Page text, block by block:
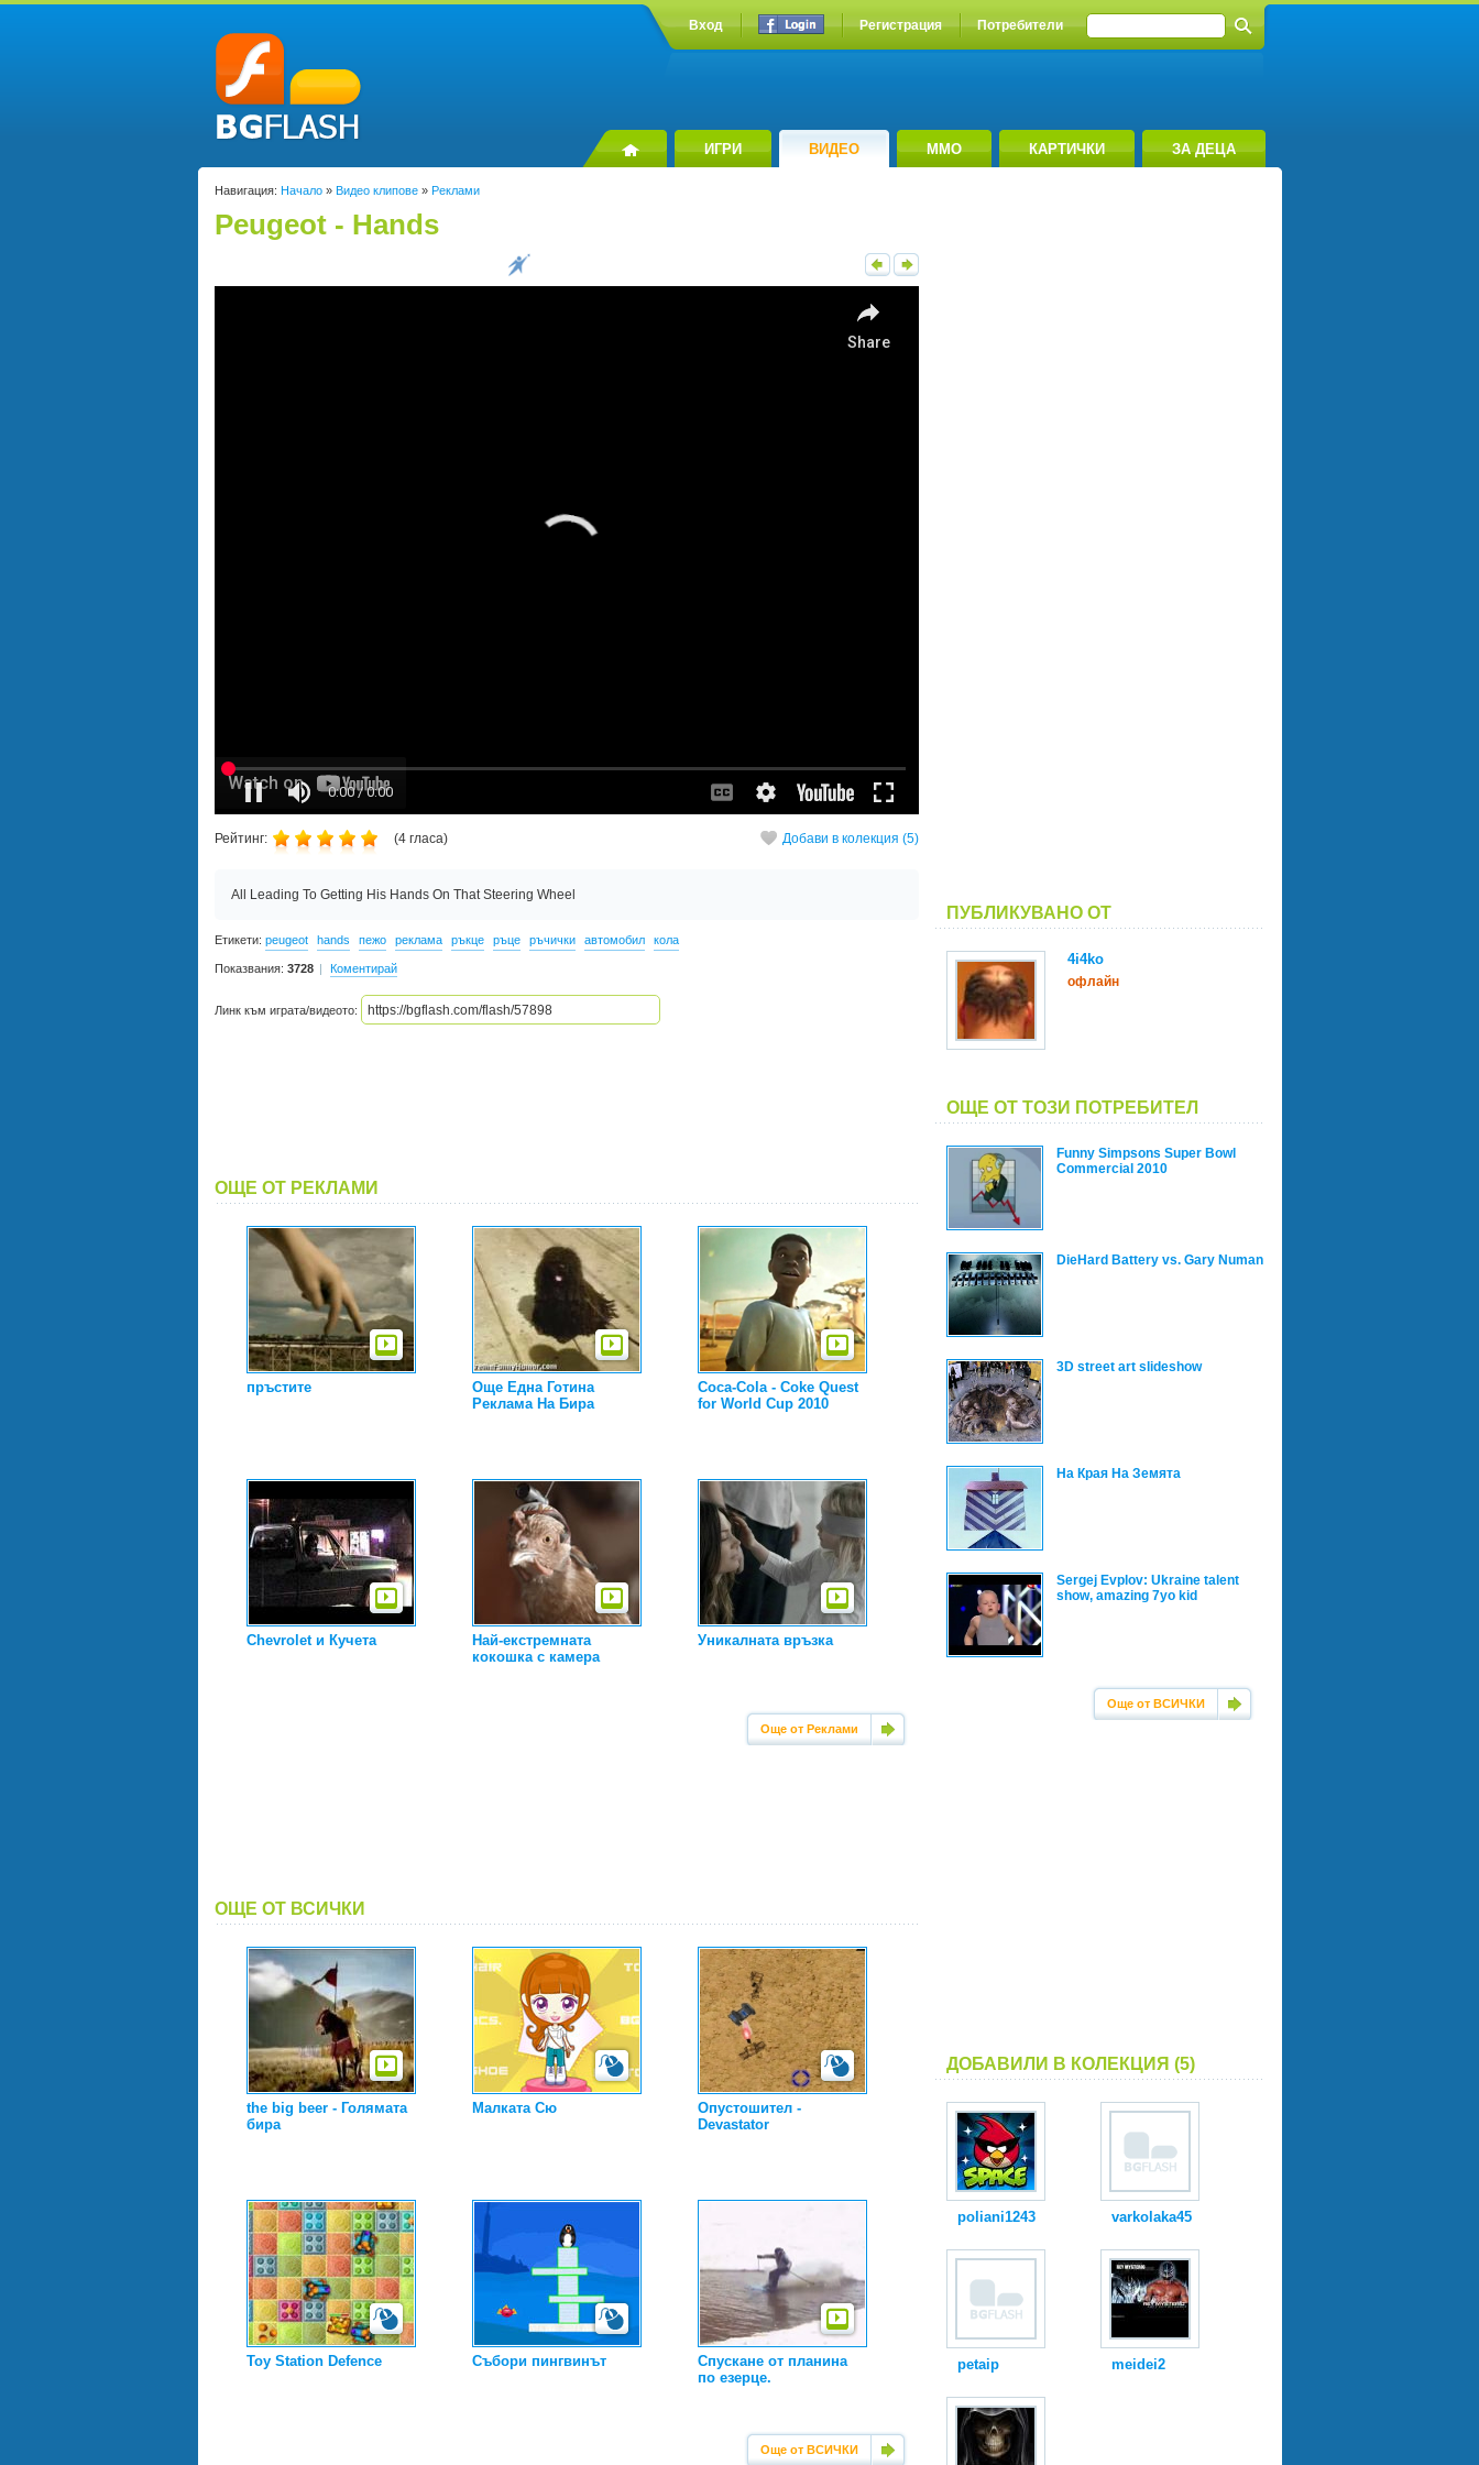
Вход Регистрация Потребители
ИГРИ ВИДЕО MMO КАРТИЧКИ ЗА ДЕЦА
Навигация: Начало» Видео клипове» Реклами
Peugeot - Hands
Рейтинг: (4гласа) Добави в колекция (5)
All Leading To Getting His Hands On That Steering Wheel
Етикети: peugeot hands пежо реклама ръкце ръце ръчички автомобил кола
Показвания: 3728 Коментирай
Линк към играта/видеото:
ОЩЕ ОТ РЕКЛАМИ
пръстите
Още Една Готина
Реклама На Бира
Coca-Cola - Coke Quest
for World Cup 2010
Chevrolet и Кучета
Най-екстремната
кокошка с камера
Уникалната връзка
Още от Реклами
ОЩЕ ОТ ВСИЧКИ
the big beer - Голямата
бира
Малката Сю
Oпустошител -
Devastator
Toy Station Defence Събори пингвинът
Спускане от планина
по езерце.
Още от ВСИЧКИ
ПУБЛИКУВАНО ОТ
4i4ko
офлайн
ОЩЕ ОТ ТОЗИ ПОТРЕБИТЕЛ
Funny Simpsons Super Bowl
Commercial 2010
DieHard Battery vs. Gary Numan
3D street art slideshow
На Края На Земята
Sergej Evplov: Ukraine talent
show, amazing 7yo kid
Още от ВСИЧКИ
ДОБАВИЛИ В КОЛЕКЦИЯ (5)
poliani1243 varkolaka45
petaip meidei2